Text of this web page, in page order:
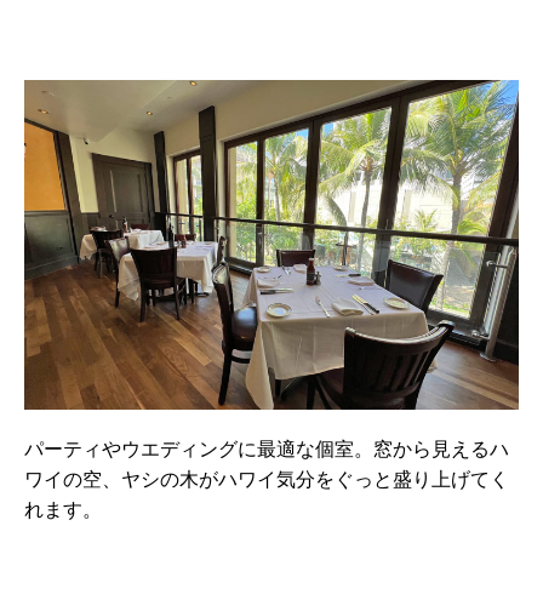
パーティやウエディングに最適な個室。窓から見えるハ
ワイの空、ヤシの木がハワイ気分をぐっと盛り上げてく
れます。